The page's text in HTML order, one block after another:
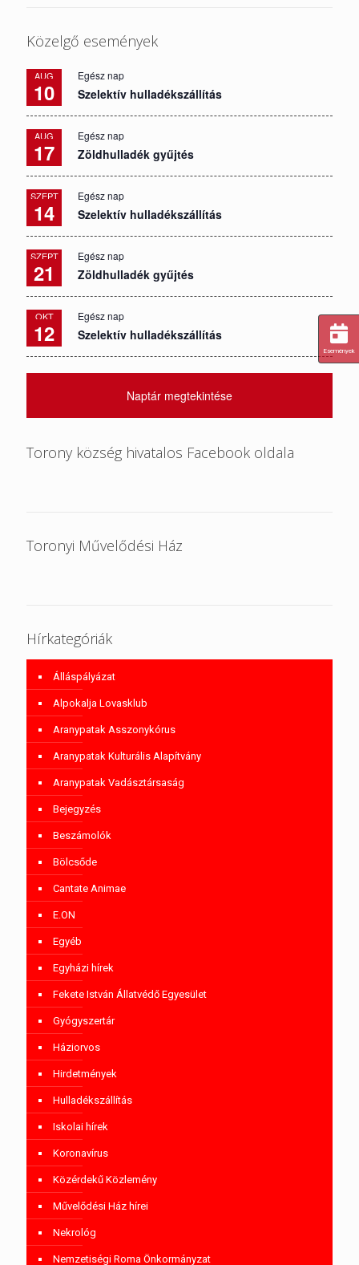
Közelgő események
AUG
10
Egész nap
Szelektív hulladékszállítás
AUG
17
Egész nap
Zöldhulladék gyűjtés
SZEPT
14
Egész nap
Szelektív hulladékszállítás
SZEPT
21
Egész nap
Zöldhulladék gyűjtés
OKT
12
Egész nap
Szelektív hulladékszállítás
Naptár megtekintése
Torony község hivatalos Facebook oldala
Toronyi Művelődési Ház
Hírkategóriák
Álláspályázat
Alpokalja Lovasklub
Aranypatak Asszonykórus
Aranypatak Kulturális Alapítvány
Aranypatak Vadásztársaság
Bejegyzés
Beszámolók
Bölcsőde
Cantate Animae
E.ON
Egyéb
Egyházi hírek
Fekete István Állatvédő Egyesület
Gyógyszertár
Háziorvos
Hirdetmények
Hulladékszállítás
Iskolai hírek
Koronavírus
Közérdekű Közlemény
Művelődési Ház hírei
Nekrológ
Nemzetiségi Roma Önkormányzat
Események